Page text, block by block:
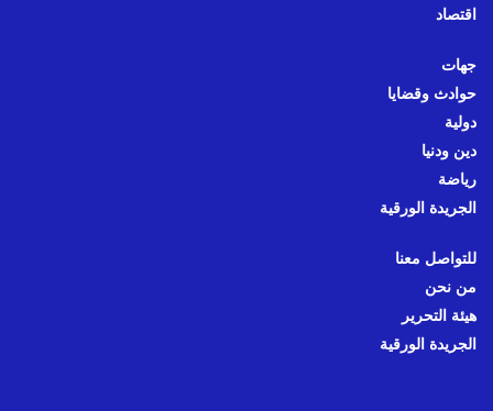
اقتصاد
جهات
حوادث وقضايا
دولية
دين ودنيا
رياضة
الجريدة الورقية
للتواصل معنا
من نحن
هيئة التحرير
الجريدة الورقية